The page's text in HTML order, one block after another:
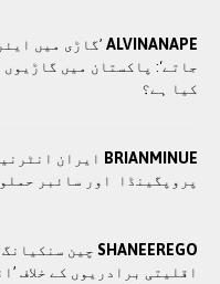
ALVINANAPE ’گاڑی میں
جاتے‘: پاکستان میں
کیا ہے؟
BRIANMINUE ايران
پروپگينڈا اور سائبر
SHANEEREGO چین
اقلیتی برادريوں کے خلاف